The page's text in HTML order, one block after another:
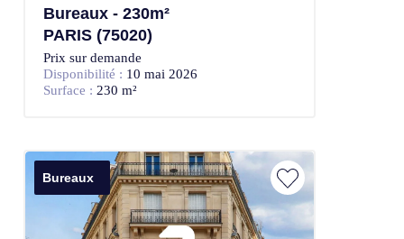
Bureaux - 230m²
PARIS (75020)
Prix sur demande
Disponibilité : 10 mai 2026
Surface : 230 m²
Bureaux